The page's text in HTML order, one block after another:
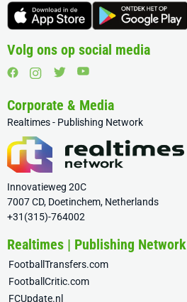
Volg ons op social media
Corporate & Media
Realtimes - Publishing Network
Innovatieweg 20C
7007 CD, Doetinchem, Netherlands
+31(315)-764002
Realtimes | Publishing Network
FootballTransfers.com
FootballCritic.com
FCUpdate.nl